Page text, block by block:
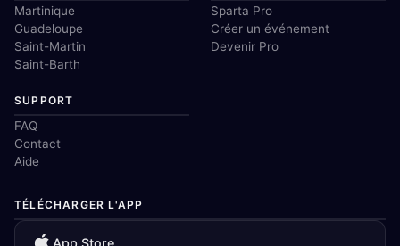
Martinique
Guadeloupe
Saint-Martin
Saint-Barth
Sparta Pro
Créer un événement
Devenir Pro
SUPPORT
FAQ
Contact
Aide
TÉLÉCHARGER L'APP
App Store